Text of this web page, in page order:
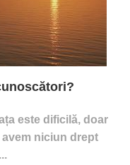
este dificilă, doar
niciun drept